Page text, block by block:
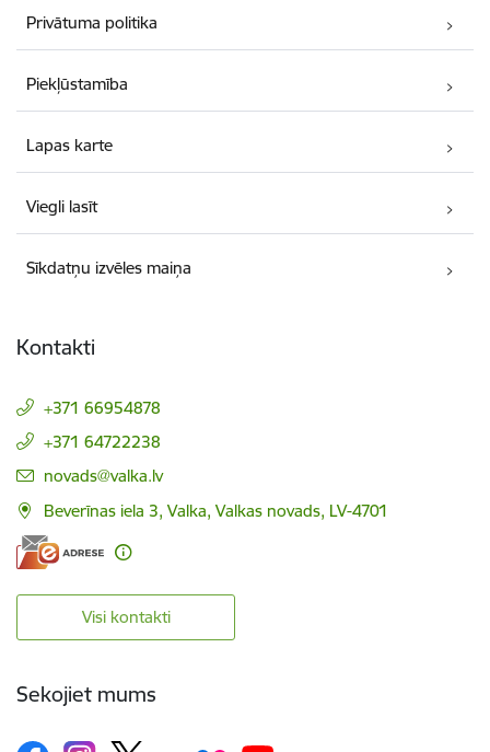
Privātuma politika
Piekļūstamība
Lapas karte
Viegli lasīt
Sīkdatņu izvēles maiņa
Kontakti
+371 66954878
+371 64722238
E-pasts:
novads@valka.lv
Beverīnas iela 3, Valka, Valkas novads, LV-4701
Visi kontakti
Sekojiet mums